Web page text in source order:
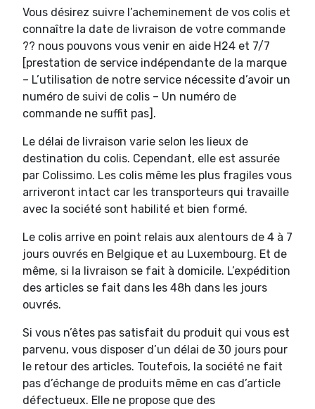
Vous désirez suivre l’acheminement de vos colis et
connaître la date de livraison de votre commande
?? nous pouvons vous venir en aide H24 et 7/7
[prestation de service indépendante de la marque
– L’utilisation de notre service nécessite d’avoir un
numéro de suivi de colis – Un numéro de
commande ne suffit pas].
Le délai de livraison varie selon les lieux de
destination du colis. Cependant, elle est assurée
par Colissimo. Les colis même les plus fragiles vous
arriveront intact car les transporteurs qui travaille
avec la société sont habilité et bien formé.
Le colis arrive en point relais aux alentours de 4 à 7
jours ouvrés en Belgique et au Luxembourg. Et de
même, si la livraison se fait à domicile. L’expédition
des articles se fait dans les 48h dans les jours
ouvrés.
Si vous n’êtes pas satisfait du produit qui vous est
parvenu, vous disposer d’un délai de 30 jours pour
le retour des articles. Toutefois, la société ne fait
pas d’échange de produits même en cas d’article
défectueux. Elle ne propose que des